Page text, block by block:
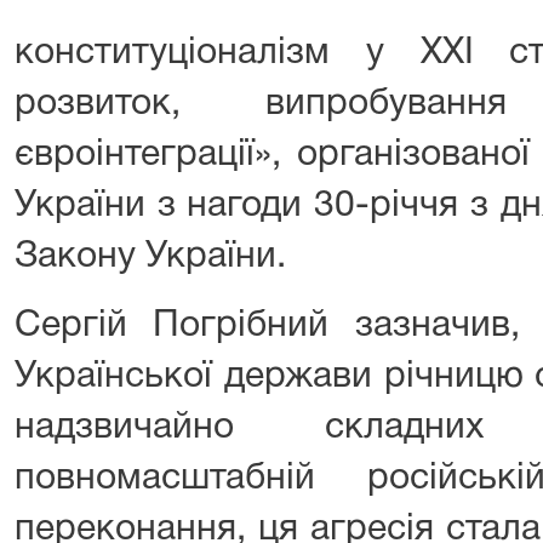
конституціоналізм у XXI
розвиток,
євроінтеграції»,
України з нагоди 30-річчя з
Закону України.
Сергій Погрібний
Української держави річницю
надзвичайно
повномасштабній
переконання, ця агресія